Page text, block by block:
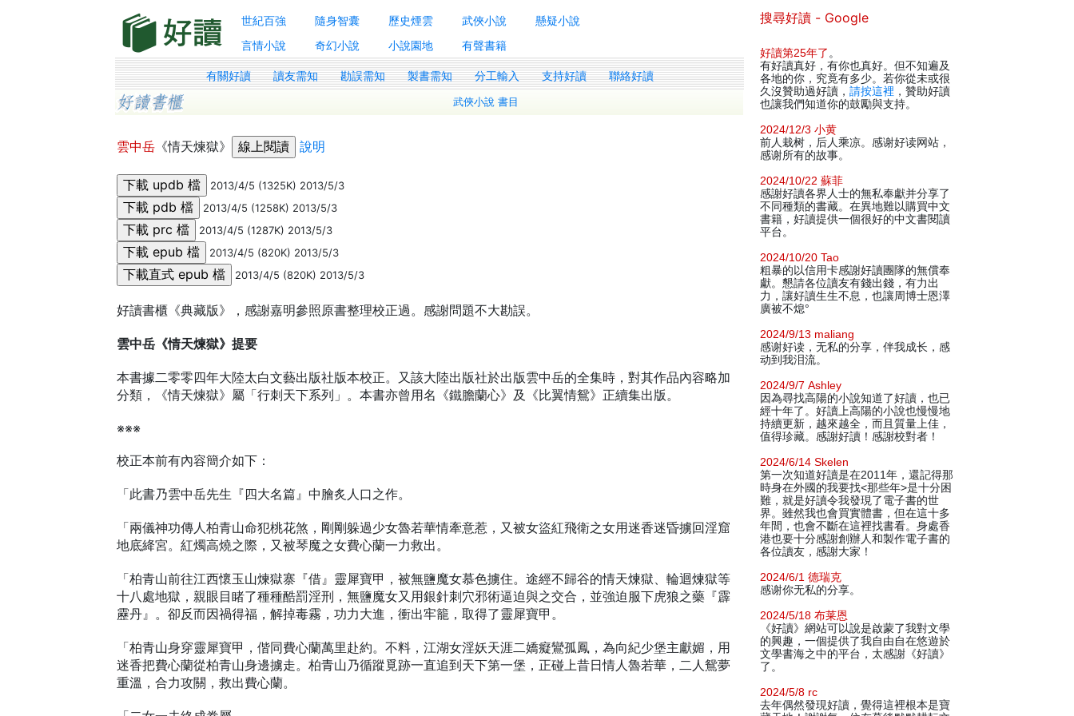
世紀百強 隨身智囊 歷史煙雲 武俠小說
懸疑小說
言情小說
奇幻小說 小說園地 有聲書籍
有關好讀 讀友需知 勘誤需知 製書需知 分工輸入 支持好讀 聯絡好讀
武俠小說 書目
雲中岳 《情天煉獄》 說明
2013/4/5 (1325K) 2013/5/3
2013/4/5 (1258K) 2013/5/3
2013/4/5 (1287K) 2013/5/3
2013/4/5 (820K) 2013/5/3
2013/4/5 (820K) 2013/5/3
好讀書櫃《典藏版》，感謝嘉明參照原書整理校正過。感謝問題不大勘誤。
雲中岳《情天煉獄》提要
本書據二零零四年大陸太白文藝出版社版本校正。又該大陸出版社於出版雲中岳的全集時，對其作品內容略加
分類，《情天煉獄》屬「行刺天下系列」。本書亦曾用名《鐵膽蘭心》及《比翼情鴛》正續集出版。
※※※
校正本前有內容簡介如下：
「此書乃雲中岳先生『四大名篇』中膾炙人口之作。
「兩儀神功傳人柏青山命犯桃花煞，剛剛躲過少女魯若華情牽意惹，又被女盜紅飛衛之女用迷香迷昏擄回淫窟
地底絳宮。紅燭高燒之際，又被琴魔之女費心蘭一力救出。
「柏青山前往江西懷玉山煉獄寨『借』靈犀寶甲，被無鹽魔女慕色擄住。途經不歸谷的情天煉獄、輪迴煉獄等
十八處地獄，親眼目睹了種種酷罰淫刑，無鹽魔女又用銀針刺穴邪術逼迫與之交合，並強迫服下虎狼之藥『霹
靂丹』。卻反而因禍得福，解掉毒霧，功力大進，衝出牢籠，取得了靈犀寶甲。
「柏青山身穿靈犀寶甲，偕同費心蘭萬里赴約。不料，江湖女淫妖天涯二嬌癡鸞孤鳳，為向紀少堡主獻媚，用
迷香把費心蘭從柏青山身邊擄走。柏青山乃循蹤覓跡一直追到天下第一堡，正碰上昔日情人魯若華，二人鴛夢
重溫，合力攻關，救出費心蘭。
搜尋好讀 - Google
好讀第25年了 。
有好讀真好，有你也真好。但不知遍及
各地的你，究竟有多少。若你從未或很
久沒贊助過好讀， 請按這裡 ，贊助好讀
也讓我們知道你的鼓勵與支持。
2024/12/3 小黄
前人栽树，后人乘凉。感谢好读网站，
感谢所有的故事。
2024/10/22 蘇菲
感謝好讀各界人士的無私奉獻并分享了
不同種類的書藏。在異地難以購買中文
書籍，好讀提供一個很好的中文書閱讀
平台。
2024/10/20 Tao
粗暴的以信用卡感謝好讀團隊的無償奉
獻。懇請各位讀友有錢出錢，有力出
力，讓好讀生生不息，也讓周博士恩澤
廣被不熄°
2024/9/13 maliang
感谢好读，无私的分享，伴我成长，感
动到我泪流。
2024/9/7 Ashley
因為尋找高陽的小說知道了好讀，也已
經十年了。好讀上高陽的小說也慢慢地
持續更新，越來越全，而且質量上佳，
值得珍藏。感謝好讀！感謝校對者！
2024/6/14 Skelen
第一次知道好讀是在2011年，還記得那
時身在外國的我要找<那些年>是十分困
難，就是好讀令我發現了電子書的世
界。雖然我也會買實體書，但在這十多
年間，也會不斷在這裡找書看。身處香
港也要十分感謝創辦人和製作電子書的
各位讀友，感謝大家！
2024/6/1 德瑞克
感谢你无私的分享。
2024/5/18 布莱恩
《好讀》網站可以說是啟蒙了我對文學
的興趣，一個提供了我自由自在悠遊於
文學書海之中的平台，太感謝《好讀》
了。
2024/5/8 rc
去年偶然發現好讀，覺得這裡根本是寶